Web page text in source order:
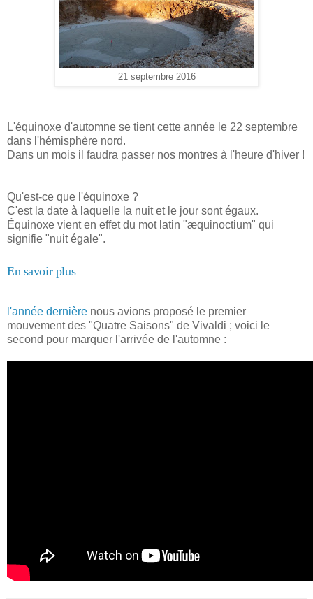
21 septembre 2016
L'équinoxe d'automne se tient cette année le 22 septembre
dans l'hémisphère nord.
Dans un mois il faudra passer nos montres à l'heure d'hiver !
Qu'est-ce que l'équinoxe ?
C'est la date à laquelle la nuit et le jour sont égaux.
Équinoxe vient en effet du mot latin "æquinoctium" qui
signifie "nuit égale".
En savoir plus
l'année dernière nous avions proposé le premier
mouvement des "Quatre Saisons" de Vivaldi ; voici le
second pour marquer l'arrivée de l'automne :